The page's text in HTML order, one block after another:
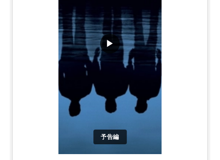
予告編
▶